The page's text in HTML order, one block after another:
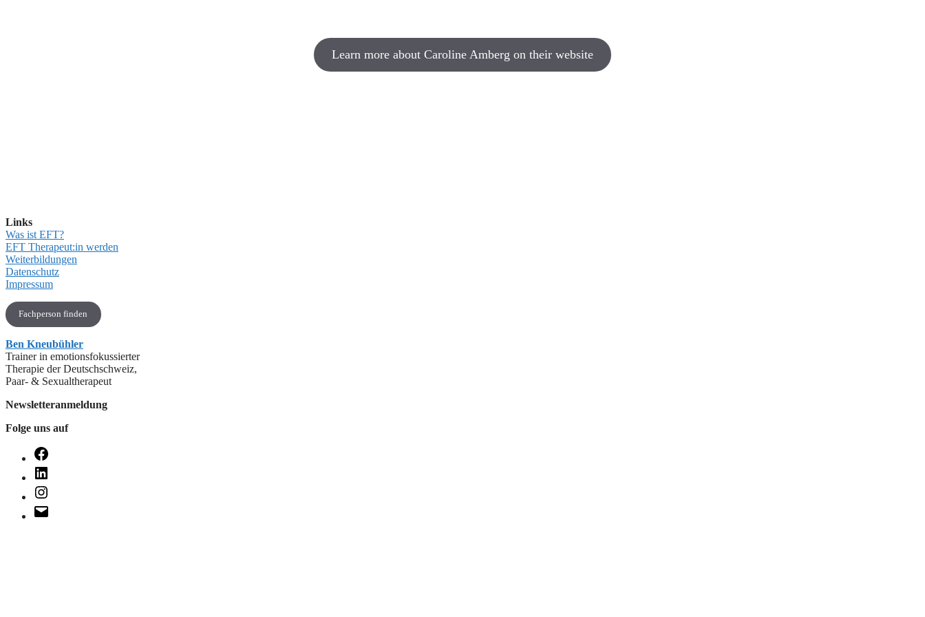
Learn more about Caroline Amberg on their website
Links
Was ist EFT?
EFT Therapeut:in werden
Weiterbildungen
Datenschutz
Impressum
Fachperson finden
Ben Kneubühler
Trainer in emotionsfokussierter
Therapie der Deutschschweiz,
Paar- & Sexualtherapeut
Newsletteranmeldung
Folge uns auf
Facebook
LinkedIn
Instagram
E-
Mail